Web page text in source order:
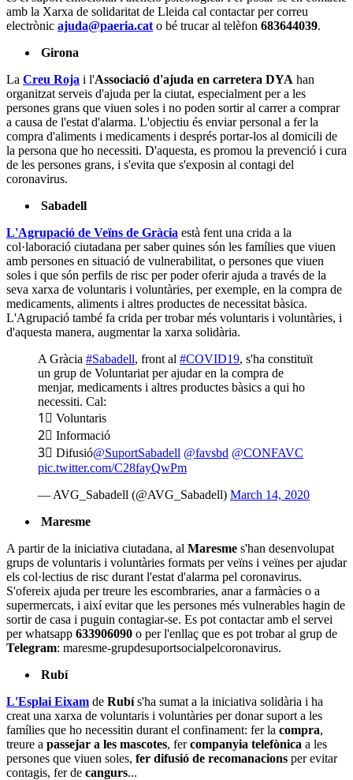
amb la Xarxa de solidaritat de Lleida cal contactar per correu
electrònic ajuda@paeria.cat o bé trucar al telèfon 683644039.
Girona
La Creu Roja i l'Associació d'ajuda en carretera DYA han
organitzat serveis d'ajuda per la ciutat, especialment per a les
persones grans que viuen soles i no poden sortir al carrer a comprar
a causa de l'estat d'alarma. L'objectiu és enviar personal a fer la
compra d'aliments i medicaments i després portar-los al domicili de
la persona que ho necessiti. D'aquesta, es promou la prevenció i cura
de les persones grans, i s'evita que s'exposin al contagi del
coronavirus.
Sabadell
L'Agrupació de Veïns de Gràcia està fent una crida a la
col·laboració ciutadana per saber quines són les famílies que viuen
amb persones en situació de vulnerabilitat, o persones que viuen
soles i que són perfils de risc per poder oferir ajuda a través de la
seva xarxa de voluntaris i voluntàries, per exemple, en la compra de
medicaments, aliments i altres productes de necessitat bàsica.
L'Agrupació també fa crida per trobar més voluntaris i voluntàries, i
d'aquesta manera, augmentar la xarxa solidària.
A Gràcia #Sabadell, front al #COVID19, s'ha constituït
un grup de Voluntariat per ajudar en la compra de
menjar, medicaments i altres productes bàsics a qui ho
necessiti. Cal:
1⃣ Voluntaris
2⃣ Informació
3⃣ Difusió@SuportSabadell @favsbd @CONFAVC
pic.twitter.com/C28fayQwPm
— AVG_Sabadell (@AVG_Sabadell) March 14, 2020
Maresme
A partir de la iniciativa ciutadana, al Maresme s'han desenvolupat
grups de voluntaris i voluntàries formats per veïns i veïnes per ajudar
els col·lectius de risc durant l'estat d'alarma pel coronavirus.
S'ofereix ajuda per treure les escombraries, anar a farmàcies o a
supermercats, i així evitar que les persones més vulnerables hagin de
sortir de casa i puguin contagiar-se. Es pot contactar amb el servei
per whatsapp 633906090 o per l'enllaç que es pot trobar al grup de
Telegram: maresme-grupdesuportsocialpelcoronavirus.
Rubí
L'Esplai Eixam de Rubís'ha sumat a la iniciativa solidària i ha
creat una xarxa de voluntaris i voluntàries per donar suport a les
famílies que ho necessitin durant el confinament: fer la compra,
treure a passejar a les mascotes, fercompanyia telefònica a les
persones que viuen soles, fer difusió de recomanacions per evitar
contagis, fer de cangurs...